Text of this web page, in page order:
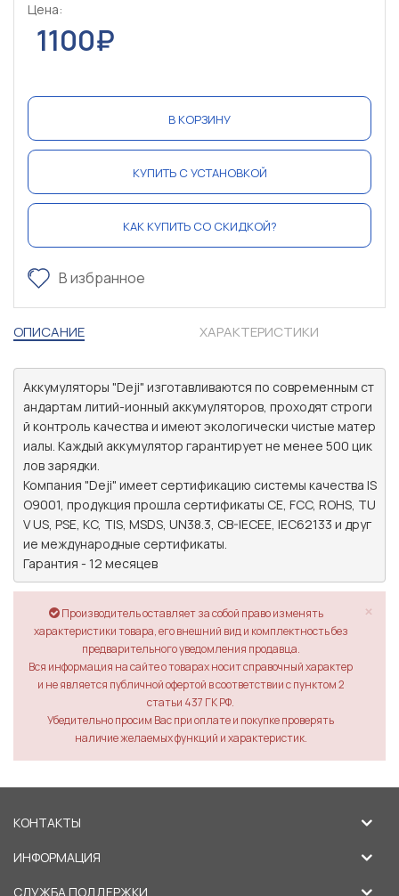
Цена:
1100₽
В КОРЗИНУ
КУПИТЬ С УСТАНОВКОЙ
КАК КУПИТЬ СО СКИДКОЙ?
В избранное
ОПИСАНИЕ ХАРАКТЕРИСТИКИ
Аккумуляторы "Deji" изготавливаются по современным ст
андартам литий-ионный аккумуляторов, проходят строги
й контроль качества и имеют экологически чистые матер
иалы. Каждый аккумулятор гарантирует не менее 500 цик
лов зарядки.
Компания "Deji" имеет сертификацию системы качества IS
O9001, продукция прошла сертификаты CE, FCC, ROHS, TU
V US, PSE, KC, TIS, MSDS, UN38.3, CB-IECEE, IEC62133 и друг
ие международные сертификаты.
Гарантия - 12 месяцев
×
Производитель оставляет за собой право изменять
характеристики товара, его внешний вид и комплектность без
предварительного уведомления продавца.
Вся информация на сайте о товарах носит справочный характер
и не является публичной офертой в соответствии с пунктом 2
статьи 437 ГК РФ.
Убедительно просим Вас при оплате и покупке проверять
наличие желаемых функций и характеристик.
КОНТАКТЫ
ИНФОРМАЦИЯ
СЛУЖБА ПОДДЕРЖКИ